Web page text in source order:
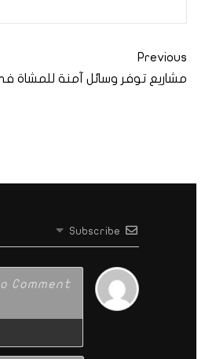
Previous
مشاريع توفر وسائل آمنة للمشاة
Subscribe